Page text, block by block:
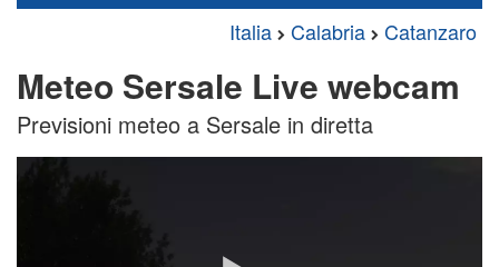
Italia Calabria Catanzaro
Meteo Sersale Live webcam
Previsioni meteo a Sersale in diretta